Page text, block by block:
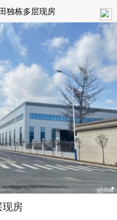
独栋多层现房
房